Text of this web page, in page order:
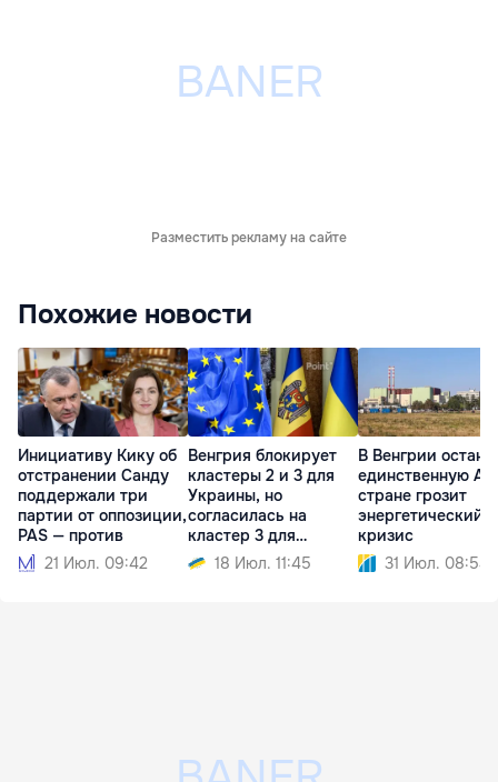
Разместить рекламу на сайте
Похожие новости
Инициативу Кику об
отстранении Санду
поддержали три
партии от оппозиции,
PAS — против
21 Июл. 09:42
Венгрия блокирует
кластеры 2 и 3 для
Украины, но
согласилась на
кластер 3 для
Молдовы
18 Июл. 11:45
В Венгрии
единственную
стране грозит
энергетический
кризис
31 Июл. 08:54